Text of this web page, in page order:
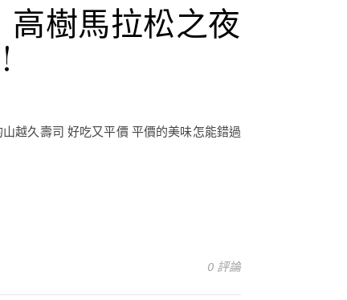
樹馬拉松之夜
越久壽司 好吃又平價 平價的美味怎能錯過
0 評論